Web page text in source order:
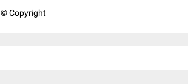
© Copyright